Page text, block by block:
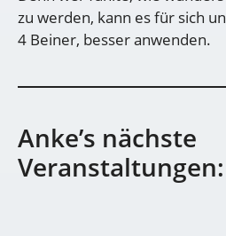
zu werden, kann es für sich
4 Beiner, besser anwenden.
Anke’s nächste
Veranstaltungen: